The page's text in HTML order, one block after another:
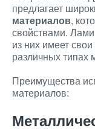
предлагает
материалов,
свойствами.
из них имеет
различных типах
Преимущества
материалов: